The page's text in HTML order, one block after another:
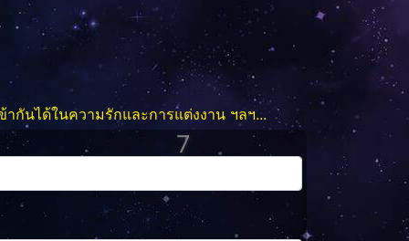
7
กันได้ในความรักและการแต่งงาน ฯลฯ...